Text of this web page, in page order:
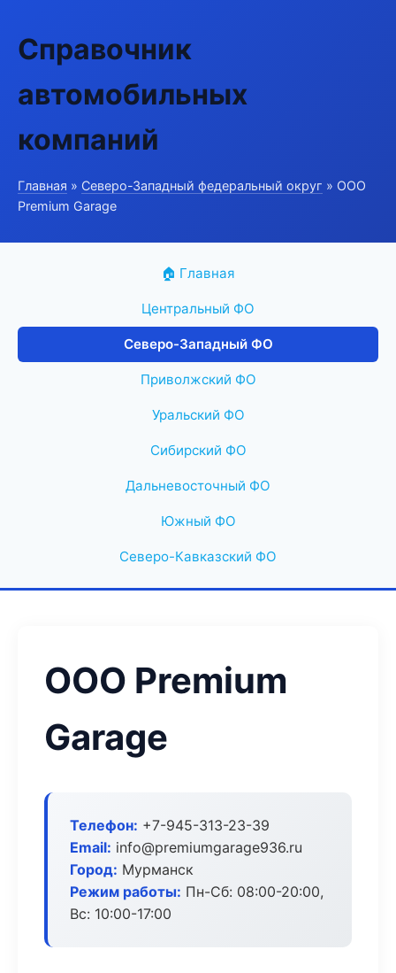
Справочник
автомобильных
компаний
Главная » Северо-Западный федеральный округ » ООО
Premium Garage
🏠 Главная
Центральный ФО
Северо-Западный ФО
Приволжский ФО
Уральский ФО
Сибирский ФО
Дальневосточный ФО
Южный ФО
Северо-Кавказский ФО
ООО Premium
Garage
Телефон: +7-945-313-23-39
Email: info@premiumgarage936.ru
Город: Мурманск
Режим работы: Пн-Сб: 08:00-20:00,
Вс: 10:00-17:00